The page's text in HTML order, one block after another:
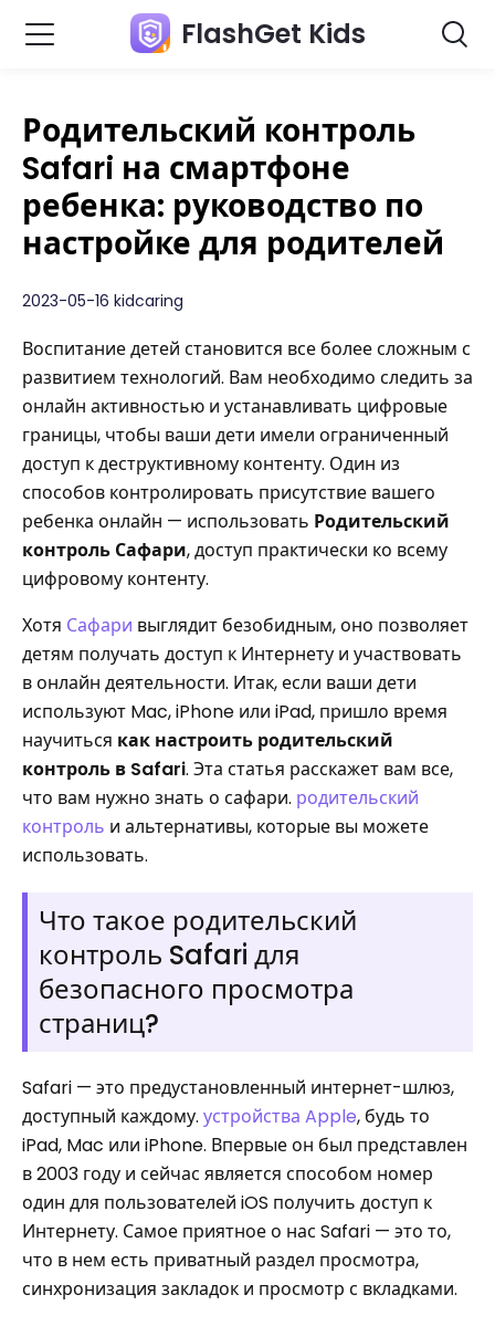
FlashGet Kids
Родительский контроль
Safari на смартфоне
ребенка: руководство по
настройке для родителей
2023-05-16 kidcaring
Воспитание детей становится все более сложным с
развитием технологий. Вам необходимо следить за
онлайн активностью и устанавливать цифровые
границы, чтобы ваши дети имели ограниченный
доступ к деструктивному контенту. Один из
способов контролировать присутствие вашего
ребенка онлайн — использовать Родительский
контроль Сафари, доступ практически ко всему
цифровому контенту.
Хотя Сафари выглядит безобидным, оно позволяет
детям получать доступ к Интернету и участвовать
в онлайн деятельности. Итак, если ваши дети
используют Mac, iPhone или iPad, пришло время
научиться как настроить родительский
контроль в Safari. Эта статья расскажет вам все,
что вам нужно знать о сафари. родительский
контроль и альтернативы, которые вы можете
использовать.
Что такое родительский
контроль Safari для
безопасного просмотра
страниц?
Safari — это предустановленный интернет-шлюз,
доступный каждому. устройства Apple, будь то
iPad, Mac или iPhone. Впервые он был представлен
в 2003 году и сейчас является способом номер
один для пользователей iOS получить доступ к
Интернету. Самое приятное о нас Safari — это то,
что в нем есть приватный раздел просмотра,
синхронизация закладок и просмотр с вкладками.